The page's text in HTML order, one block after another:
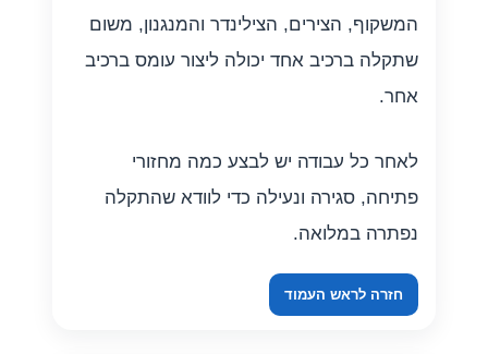
המשקוף, הצירים, הצילינדר והמנגנון, משום
שתקלה ברכיב אחד יכולה ליצור עומס ברכיב
אחר.
לאחר כל עבודה יש לבצע כמה מחזורי
פתיחה, סגירה ונעילה כדי לוודא שהתקלה
נפתרה במלואה.
חזרה לראש העמוד